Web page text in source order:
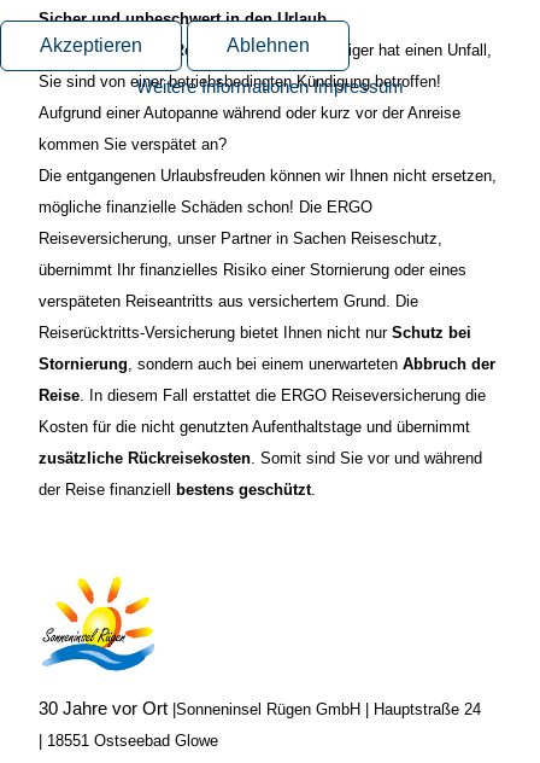
Sicher und unbeschwert in den Urlaub
Sie werden vor der Reise krank, ein Angehöriger hat einen Unfall,
Sie sind von einer betriebsbedingten Kündigung betroffen!
Aufgrund einer Autopanne während oder kurz vor der Anreise
kommen Sie verspätet an?
Die entgangenen Urlaubsfreuden können wir Ihnen nicht ersetzen,
mögliche finanzielle Schäden schon! Die ERGO
Reiseversicherung, unser Partner in Sachen Reiseschutz,
übernimmt Ihr finanzielles Risiko einer Stornierung oder eines
verspäteten Reiseantritts aus versichertem Grund. Die
Reiserücktritts-Versicherung bietet Ihnen nicht nur Schutz bei
Stornierung, sondern auch bei einem unerwarteten Abbruch der
Reise. In diesem Fall erstattet die ERGO Reiseversicherung die
Kosten für die nicht genutzten Aufenthaltstage und übernimmt
zusätzliche Rückreisekosten. Somit sind Sie vor und während
der Reise finanziell
bestens geschützt.
30 Jahre vor Ort Sonneninsel Rügen GmbH | Hauptstraße 24
| 18551 Ostseebad Glowe
Akzeptieren
Ablehnen
Weitere Informationen Impressum